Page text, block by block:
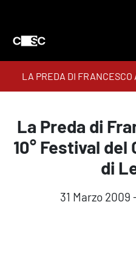
LA PREDA DI FRANCESCO
CINEMA
La Preda di
10° Festival
di
31 Marzo